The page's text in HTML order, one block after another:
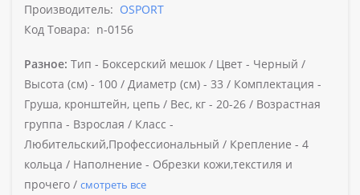
Производитель: OSPORT
Код Товара: n-0156
Разное: Тип - Боксерский мешок / Цвет - Черный /
Высота (см) - 100 / Диаметр (см) - 33 / Комплектация -
Груша, кронштейн, цепь / Вес, кг - 20-26 / Возрастная
группа - Взрослая / Класс -
Любительский,Профессиональный / Крепление - 4
кольца / Наполнение - Обрезки кожи,текстиля и
прочего / смотреть все